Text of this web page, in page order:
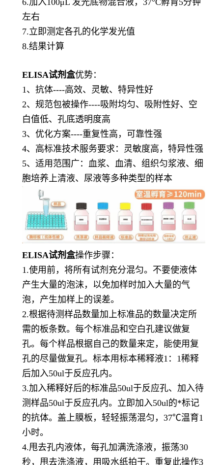
6.加入100μL 发光底物混合液，37°C孵育5分钟
左右
7.立即测定各孔的化学发光值
8.结果计算
ELISA试剂盒优势：
1、抗体----高效、灵敏、特异性好
2、规范包被操作----吸附均匀、吸附性好、空
白值低、孔底透明度高
3、优化方案----重复性高，可靠性强
4、高标准技术服务要求：灵敏度高，特异性强
5、适用范围广：血浆、血清、组织匀浆液、细
胞培养上清液、尿液等多种类型的样本
ELISA试剂盒操作步骤：
1.使用前，将所有试剂充分混匀。不要使液体
产生大量的泡沫，以免加样时加入大量的气
泡，产生加样上的误差。
2.根据待测样品数量加上标准品的数量决定所
需的板条数。每个标准品和空白孔建议做复
孔。每个样品根据自己的数量来定，能使用复
孔的尽量做复孔。标本用标本稀释液1：1稀释
后加入50ul于反应孔内。
3.加入稀释好后的标准品50ul于反应孔、加入待
测样品50ul于反应孔内。立即加入50ul的*标记
的抗体。盖上膜板，轻轻振荡混匀，37℃温育1
小时。
4.甩去孔内液体，每孔加满洗涤液，振荡30
秒，甩去洗涤液，用吸水纸拍干。重复此操作3